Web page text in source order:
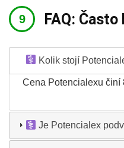
FAQ:
Kolik stojí
Cena Potencialexu činí
Je Potencialex